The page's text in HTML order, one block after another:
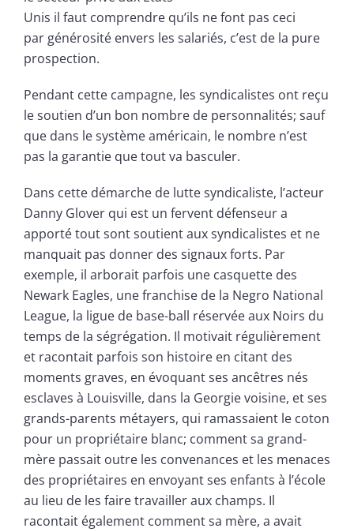
Unis il faut comprendre qu’ils ne font pas ceci
par générosité envers les salariés, c’est de la pure
prospection.
Pendant cette campagne, les syndicalistes ont reçu
le soutien d’un bon nombre de personnalités; sauf
que dans le système américain, le nombre n’est
pas la garantie que tout va basculer.
Dans cette démarche de lutte syndicaliste, l’acteur
Danny Glover qui est un fervent défenseur a
apporté tout sont soutient aux syndicalistes et ne
manquait pas donner des signaux forts. Par
exemple, il arborait parfois une casquette des
Newark Eagles, une franchise de la Negro National
League, la ligue de base-ball réservée aux Noirs du
temps de la ségrégation. Il motivait régulièrement
et racontait parfois son histoire en citant des
moments graves, en évoquant ses ancêtres nés
esclaves à Louisville, dans la Georgie voisine, et ses
grands-parents métayers, qui ramassaient le coton
pour un propriétaire blanc; comment sa grand-
mère passait outre les convenances et les menaces
des propriétaires en envoyant ses enfants à l’école
au lieu de les faire travailler aux champs. Il
racontait également comment sa mère, a avait